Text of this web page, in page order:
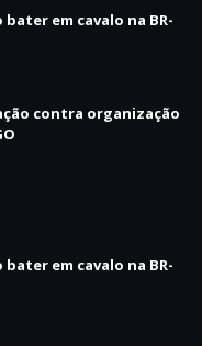
em cavalo na BR-
contra organização
em cavalo na BR-